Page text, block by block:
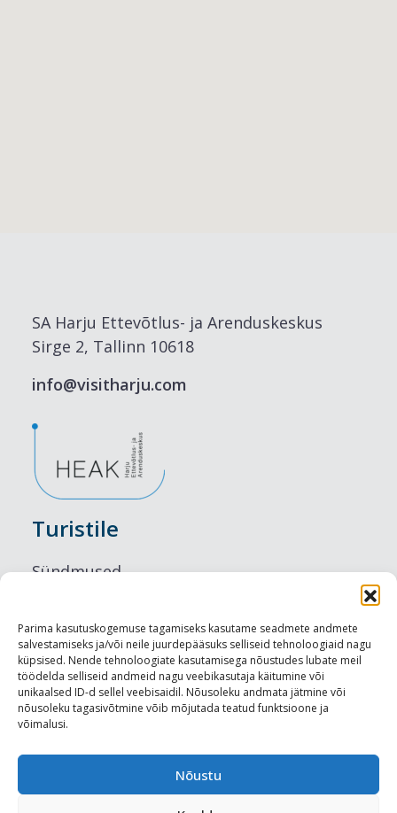
Parima kasutuskogemuse tagamiseks kasutame seadmete andmete
salvestamiseks ja/või neile juurdepääsuks selliseid tehnoloogiaid nagu
küpsised. Nende tehnoloogiate kasutamisega nõustudes lubate meil
töödelda selliseid andmeid nagu veebikasutaja käitumine või
unikaalsed ID-d sellel veebisaidil. Nõusoleku andmata jätmine või
nõusoleku tagasivõtmine võib mõjutada teatud funktsioone ja
võimalusi.
Nõustu
SA Harju Ettevõtlus- ja Arenduskeskus
Sirge 2, Tallinn 10618
info@visitharju.com
Turistile
Sündmused
Maitseelamused
Vaatamisväärsused
Visit Tallinn
Turismiprofessionaalile